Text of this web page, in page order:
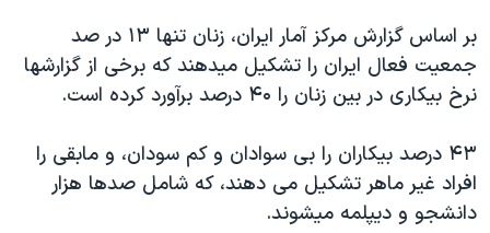
بر اساس گزارش مرکز آمار ایران، زنان تنها ۱۳ در صد
جمعیت فعال ایران را تشکیل میدهند که برخی از گزارشها
نرخ بیکاری در بین زنان را ۴۰ درصد برآورد کرده است.
۴۳ درصد بیکاران را بی سوادان و کم سودان، و مابقی را
افراد غیر ماهر تشکیل می دهند، که شامل صدها هزار
دانشجو و دیپلمه میشوند.